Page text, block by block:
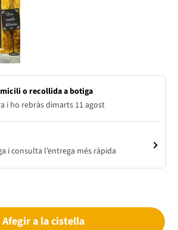
o recollida a botiga
i ho rebràs dimarts 11 agost
i consulta l’entrega més ràpida
Afegir a la cistella